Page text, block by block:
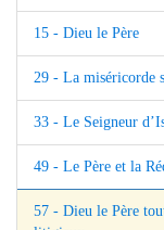
15 - Dieu le Père
29 - La miséricorde
33 - Le Seigneur
49 - Le Père et la
57 - Dieu le Père